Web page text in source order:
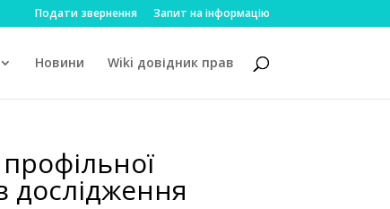
Подати звернення Запит на інформацію
Новини Wiki довідник прав
дослідження